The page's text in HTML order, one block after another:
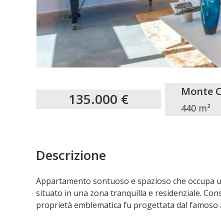
135.000 € Monte
440 m²
Descrizione
Appartamento sontuoso e spazioso che occupa
situato in una zona tranquilla e residenziale.
proprietà emblematica fu progettata dal famoso